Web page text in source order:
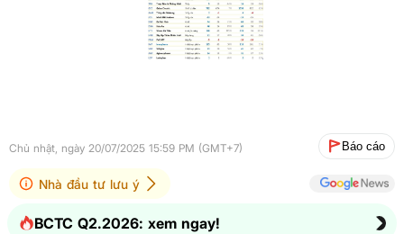
Chủ nhật, ngày 20/07/2025 15:59 PM (GMT+7) Báo cáo
Nhà đầu tư lưu ý
BCTC Q2.2026: xem ngay!